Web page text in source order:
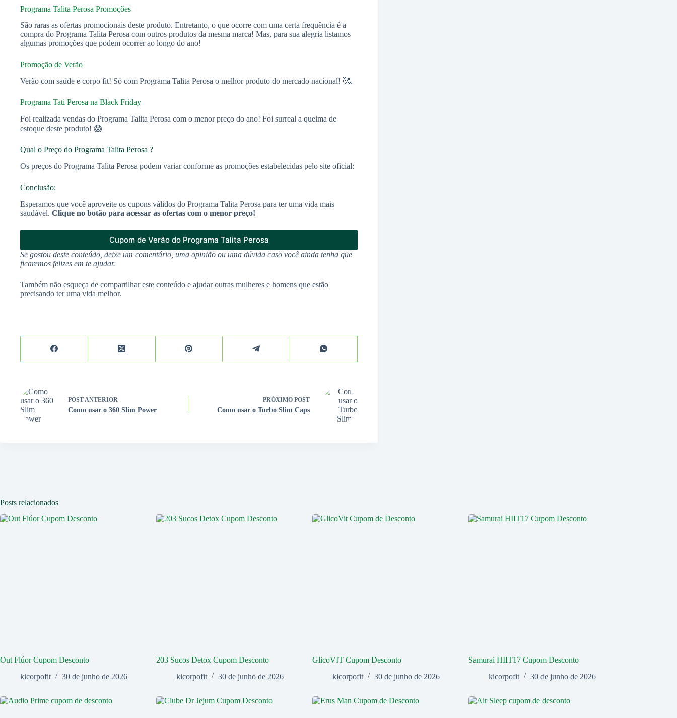
Programa Talita Perosa Promoções
São raras as ofertas promocionais deste produto. Entretanto, o que ocorre com uma certa frequência é a
compra do Programa Talita Perosa com outros produtos da mesma marca! Mas, para sua alegria listamos
algumas promoções que podem ocorrer ao longo do ano!
Promoção de Verão
Verão com saúde e corpo fit! Só com Programa Talita Perosa o melhor produto do mercado nacional! 🥰.
Programa Tati Perosa na Black Friday
Foi realizada vendas do Programa Talita Perosa com o menor preço do ano! Foi surreal a queima de
estoque deste produto! 😱
Qual o Preço do Programa Talita Perosa ?
Os preços do Programa Talita Perosa podem variar conforme as promoções estabelecidas pelo site oficial:
Conclusão:
Esperamos que você aproveite os cupons válidos do Programa Talita Perosa para ter uma vida mais
saudável. Clique no botão para acessar as ofertas com o menor preço!
Cupom de Verão do Programa Talita Perosa
Se gostou deste conteúdo, deixe um comentário, uma opinião ou uma dúvida caso você ainda tenha que
ficaremos felizes em te ajudar.
Também não esqueça de compartilhar este conteúdo e ajudar outras mulheres e homens que estão
precisando ter uma vida melhor.
POSTANTERIOR
Como usar o 360 Slim Power
PRÓXIMO POST
Como usar o Turbo Slim Caps
Posts relacionados
Out Flúor Cupom Desconto
kicorpofit
30 de junho de 2026
203 Sucos Detox Cupom Desconto
kicorpofit
30 de junho de 2026
GlicoVIT Cupom Desconto
kicorpofit
30 de junho de 2026
Samurai HIIT17 Cupom Desconto
kicorpofit
30 de junho de 2026